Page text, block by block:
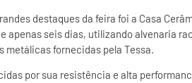
destaques da feira foi a Casa
apenas seis dias, utilizando alvenaria
metálicas fornecidas pela Tessa.
por sua resistência e alta